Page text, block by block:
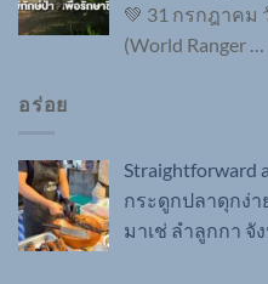
💚 31 กรกฎาคม
(World Ranger
อร่อย
Straightforward
กระดูกปลาดุกง่า
มาเช่ ลำลูกกา จั